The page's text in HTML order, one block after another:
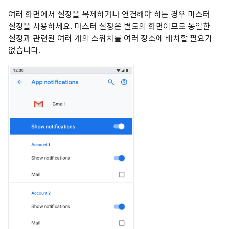
여러 화면에서 설정을 복제하거나 연결해야 하는 경우 마스터
설정을 사용하세요. 마스터 설정은 별도의 화면이므로 동일한
설정과 관련된 여러 개의 스위치를 여러 장소에 배치할 필요가
없습니다.